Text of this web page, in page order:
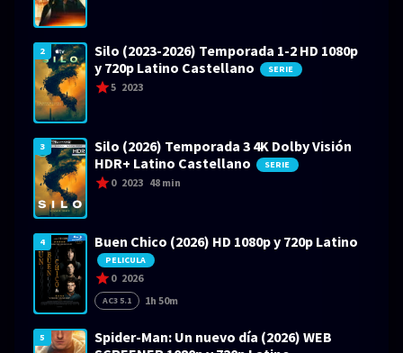
2
Silo (2023-2026) Temporada 1-2 HD 1080p
y 720p Latino Castellano
SERIE
5 2023
3
Silo (2026) Temporada 3 4K Dolby Visión
HDR+ Latino Castellano
SERIE
0 2023 48 min
4 Buen Chico (2026) HD 1080p y 720p Latino
PELICULA
0 2026
AC3 5.1 1h 50m
5
Spider-Man: Un nuevo día (2026) WEB